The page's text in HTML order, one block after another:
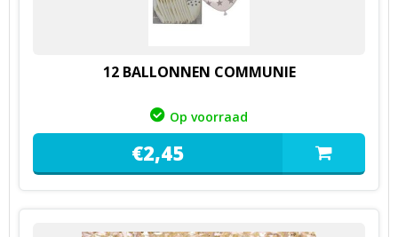
12 BALLONNEN COMMUNIE
Op voorraad
€2,45